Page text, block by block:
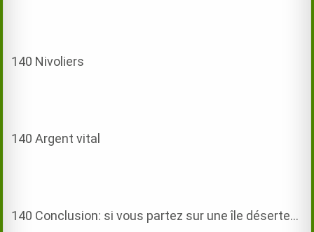
140 Nivoliers
140 Argent vital
140 Conclusion: si vous partez sur une île déserte…